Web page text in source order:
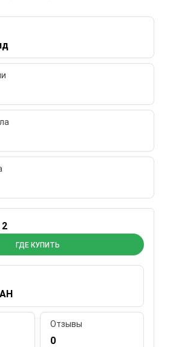
ГДЕ КУПИТЬ
Отзывы
0